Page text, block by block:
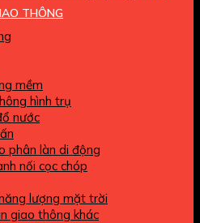
THÔNG
mềm
hình trụ
nước
phân làn di động
nối cọc chóp
lượng mặt trời
giao thông khác